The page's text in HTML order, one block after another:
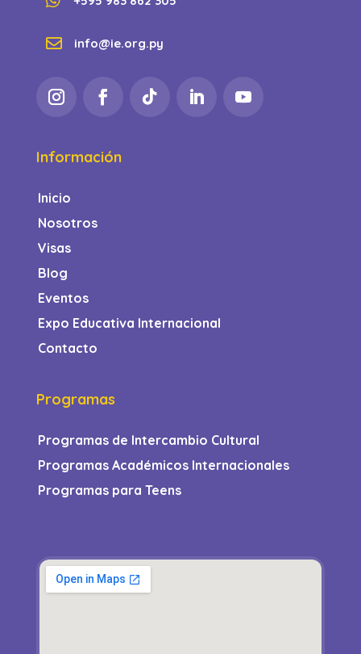
 info@ie.org.py
Información
Inicio
Nosotros
Visas
Blog
Eventos
Expo Educativa Internacional
Contacto
Programas
Programas de Intercambio Cultural
Programas Académicos Internacionales
Programas para Teens